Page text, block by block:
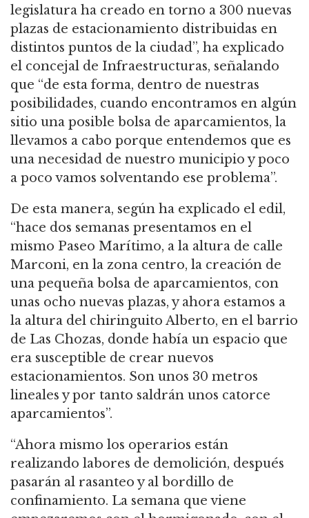
legislatura ha creado en torno a 300 nuevas
plazas de estacionamiento distribuidas en
distintos puntos de la ciudad”, ha explicado
el concejal de Infraestructuras, señalando
que “de esta forma, dentro de nuestras
posibilidades, cuando encontramos en algún
sitio una posible bolsa de aparcamientos, la
llevamos a cabo porque entendemos que es
una necesidad de nuestro municipio y poco
a poco vamos solventando ese problema”.
De esta manera, según ha explicado el edil,
“hace dos semanas presentamos en el
mismo Paseo Marítimo, a la altura de calle
Marconi, en la zona centro, la creación de
una pequeña bolsa de aparcamientos, con
unas ocho nuevas plazas, y ahora estamos a
la altura del chiringuito Alberto, en el barrio
de Las Chozas, donde había un espacio que
era susceptible de crear nuevos
estacionamientos. Son unos 30 metros
lineales y por tanto saldrán unos catorce
aparcamientos”.
“Ahora mismo los operarios están
realizando labores de demolición, después
pasarán al rasanteo y al bordillo de
confinamiento. La semana que viene